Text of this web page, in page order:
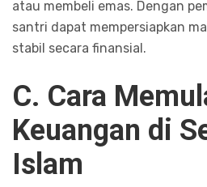
atau membeli emas. Dengan
santri dapat mempersiapkan
stabil secara finansial.
C. Cara
Keuangan di
Islam